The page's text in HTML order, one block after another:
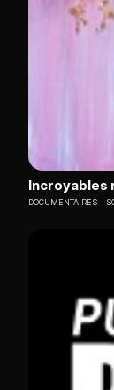
Incroyables
DOCUMENTAIRES